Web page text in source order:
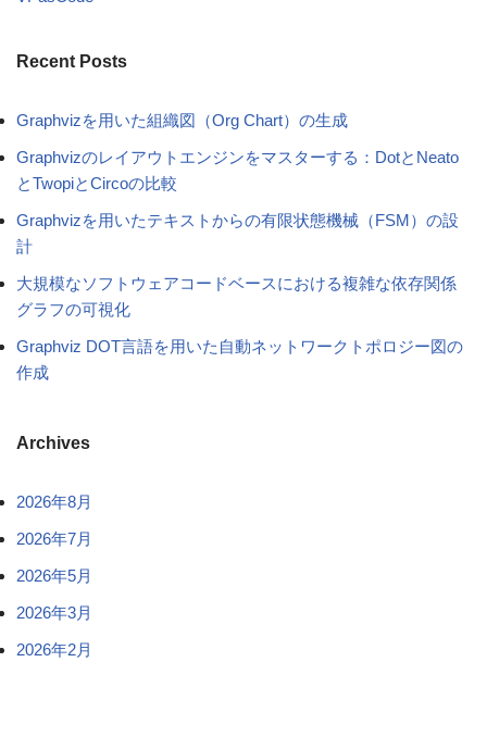
Recent Posts
Graphvizを用いた組織図（Org Chart）の生成
Graphvizのレイアウトエンジンをマスターする：DotとNeato
とTwopiとCircoの比較
Graphvizを用いたテキストからの有限状態機械（FSM）の設
計
大規模なソフトウェアコードベースにおける複雑な依存関係
グラフの可視化
Graphviz DOT言語を用いた自動ネットワークトポロジー図の
作成
Archives
2026年8月
2026年7月
2026年5月
2026年3月
2026年2月